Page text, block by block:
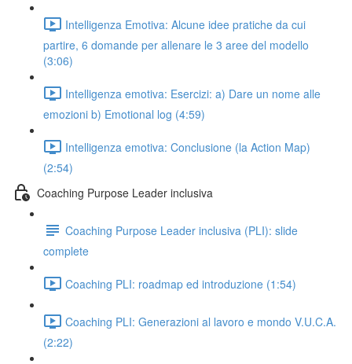
Intelligenza Emotiva: Alcune idee pratiche da cui
partire, 6 domande per allenare le 3 aree del modello
(3:06)
Intelligenza emotiva: Esercizi: a) Dare un nome alle
emozioni b) Emotional log (4:59)
Intelligenza emotiva: Conclusione (la Action Map)
(2:54)
Coaching Purpose Leader inclusiva
Coaching Purpose Leader inclusiva (PLI): slide
complete
Coaching PLI: roadmap ed introduzione (1:54)
Coaching PLI: Generazioni al lavoro e mondo V.U.C.A.
(2:22)